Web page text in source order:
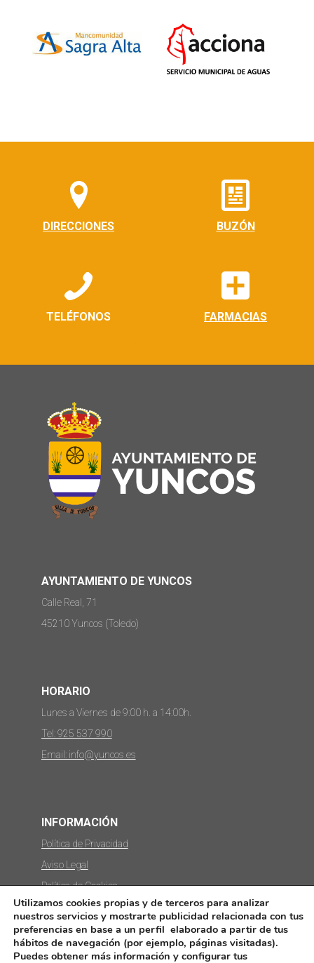
DIRECCIONES
TELÉFONOS
BUZÓN
FARMACIAS
AYUNTAMIENTO DE YUNCOS
Calle Real, 71
45210 Yuncos (Toledo)
HORARIO
Lunes a Viernes de 9:00 h. a 14:00h.
Tel: 925 537 990
Email: info@yuncos.es
INFORMACIÓN
Política de Privacidad
Aviso Legal
Política de Cookies
Protección de datos
Utilizamos cookies propias y de terceros para analizar
nuestros servicios y mostrarte publicidad relacionada con tus
preferencias en base a un perfil elaborado a partir de tus
hábitos de navegación (por ejemplo, páginas visitadas).
Puedes obtener más información y configurar tus